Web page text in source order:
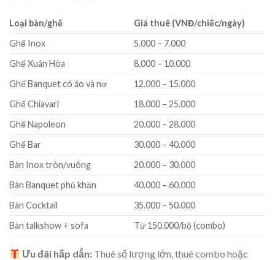
Loại bàn/ghế
Giá thuê (VNĐ/chiếc/ngày)
Ghế Inox
5.000 – 7.000
Ghế Xuân Hòa
8.000 – 10.000
Ghế Banquet có áo và nơ
12.000 – 15.000
Ghế Chiavari
18.000 – 25.000
Ghế Napoleon
20.000 – 28.000
Ghế Bar
30.000 – 40.000
Bàn Inox tròn/vuông
20.000 – 30.000
Bàn Banquet phủ khăn
40.000 – 60.000
Bàn Cocktail
35.000 – 50.000
Bàn talkshow + sofa
Từ 150.000/bộ (combo)
Ưu đãi hấp dẫn: Thuê số lượng lớn, thuê combo hoặc